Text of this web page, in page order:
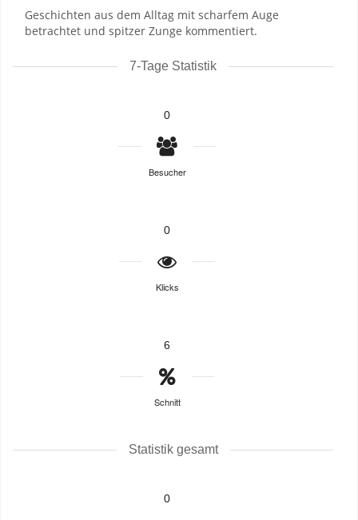
Geschichten aus dem Alltag mit scharfem Auge
betrachtet und spitzer Zunge kommentiert.
7-Tage Statistik
0
Besucher
0
Klicks
6
Schnitt
Statistik gesamt
0